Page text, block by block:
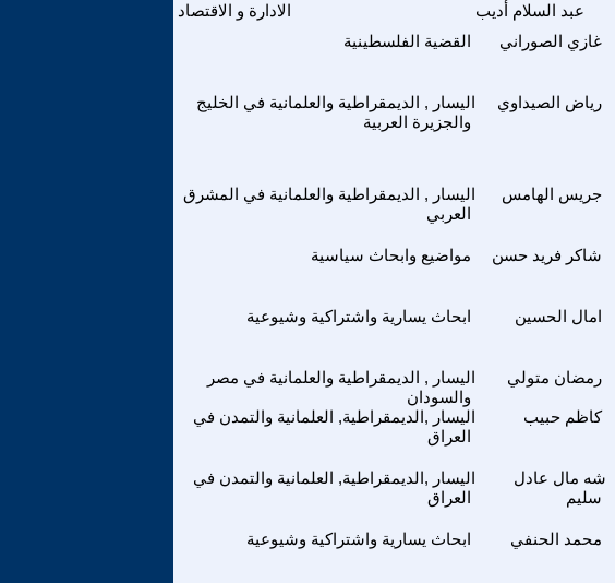
الادارة و الاقتصاد عبد السلام أديب
القضية الفلسطينية
غازي الصوراني
اليسار , الديمقراطية والعلمانية في الخليج
والجزيرة العربية
رياض الصيداوي
اليسار , الديمقراطية والعلمانية في المشرق
العربي
جريس الهامس
مواضيع وابحاث سياسية شاكر فريد حسن
ابحاث يسارية واشتراكية وشيوعية امال الحسين
اليسار , الديمقراطية والعلمانية في مصر
والسودان
رمضان متولي
اليسار ,الديمقراطية, العلمانية والتمدن في
العراق
كاظم حبيب
اليسار ,الديمقراطية, العلمانية والتمدن في
العراق
شه مال عادل
سليم
ابحاث يسارية واشتراكية وشيوعية محمد الحنفي